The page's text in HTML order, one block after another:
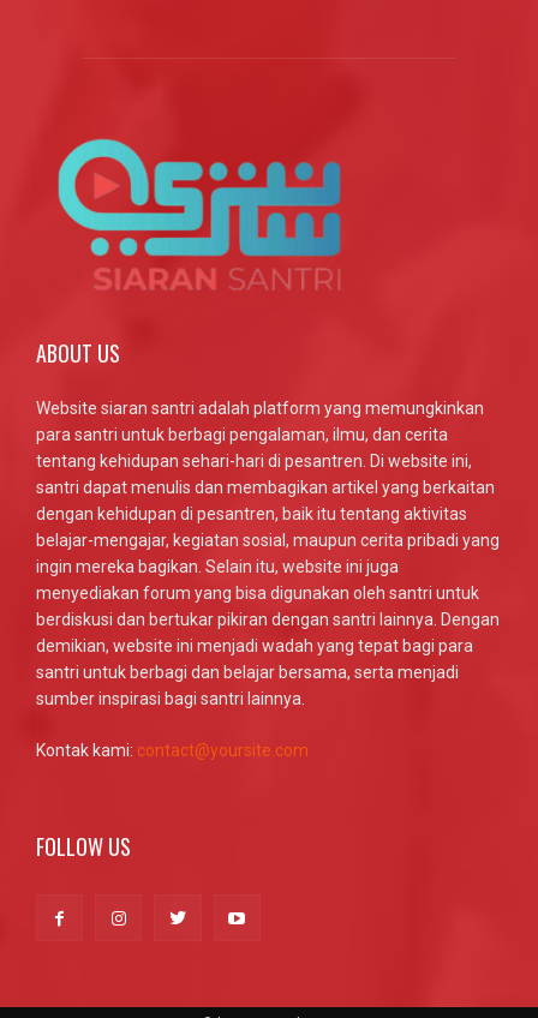
ABOUT US
Website siaran santri adalah platform yang memungkinkan
para santri untuk berbagi pengalaman, ilmu, dan cerita
tentang kehidupan sehari-hari di pesantren. Di website ini,
santri dapat menulis dan membagikan artikel yang berkaitan
dengan kehidupan di pesantren, baik itu tentang aktivitas
belajar-mengajar, kegiatan sosial, maupun cerita pribadi yang
ingin mereka bagikan. Selain itu, website ini juga
menyediakan forum yang bisa digunakan oleh santri untuk
berdiskusi dan bertukar pikiran dengan santri lainnya. Dengan
demikian, website ini menjadi wadah yang tepat bagi para
santri untuk berbagi dan belajar bersama, serta menjadi
sumber inspirasi bagi santri lainnya.
Kontak kami: contact@yoursite.com
FOLLOW US